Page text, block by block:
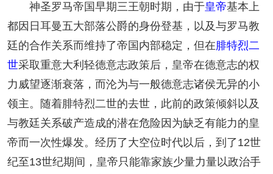
神圣罗马帝国早期三王朝时期，由于皇帝基本上
都因日耳曼五大部落公爵的身份登基，以及与罗马教
廷的合作关系而维持了帝国内部稳定，但在腓特烈二
世采取重意大利轻德意志政策后，皇帝在德意志的权
力威望逐渐衰落，而沦为与一般德意志诸侯无异的小
领主。随着腓特烈二世的去世，此前的政策倾斜以及
与教廷关系破产造成的潜在危险因为缺乏有能力的皇
帝而一次性爆发。经历了大空位时代以后，到了12世
纪至13世纪期间，皇帝只能靠家族少量力量以政治手